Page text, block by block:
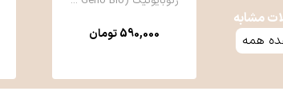
مشابه
همه
590,000تومان